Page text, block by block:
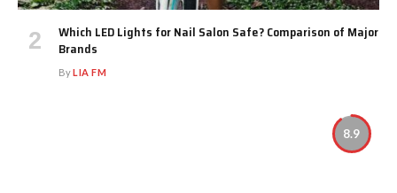
Which LED Lights for Nail Salon Safe? Comparison of Major
Brands
ByLIA FM
8.9